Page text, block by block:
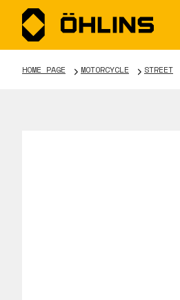
HOME PAGE MOTORCYCLE STREET